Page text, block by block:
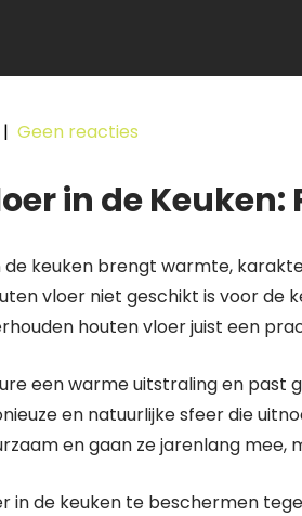
| Geen reacties
in de
de keuken brengt warmte,
vloer niet geschikt is voor de
houten vloer juist een
een warme uitstraling en past
en natuurlijke sfeer die
en gaan ze jarenlang mee,
in de keuken te beschermen